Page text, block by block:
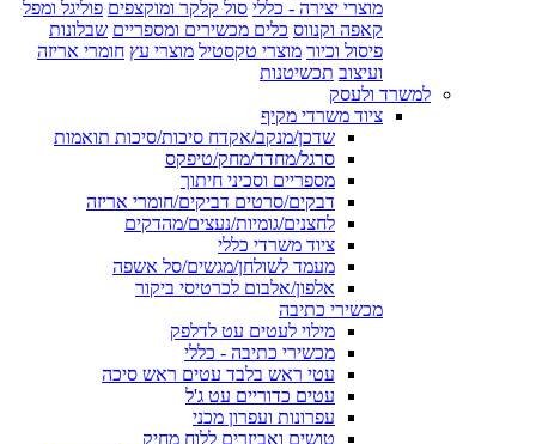
מוצרי יצירה - כללי סול קלקר ומוקצפים פוליגל ומפל
קאפה וקנווס כלים מכשירים ומספריים שבלונות
פיסול וכיור מוצרי טקסטיל מוצרי עץ חומרי אריזה
ועיצוב תכשיטנות
למשרד ולעסק
ציוד משרדי מקיף
שדכן/מנקב/אקדח סיכות/סיכות תואמות
סרגל/מחדד/מחק/טיפקס
מספריים וסכיני חיתוך
דבקים/סרטים דביקים/חומרי אריזה
לחצנים/גומיות/נעצים/מהדקים
ציוד משרדי כללי
מעמד לשולחן/מגשים/סל אשפה
אלפון/אלבום לכרטיסי ביקור
מכשירי כתיבה
מילוי לעטים עט לדלפק
מכשירי כתיבה - כללי
עטי ראש בלבד עטים ראש סיכה
עטים כדוריים עט ג'ל
עפרונות ועפרון מכני
טושים ואביזרים ללוח מחיק